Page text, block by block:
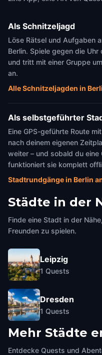
Als Schnitzeljagd
Löse Rätsel und Aufgaben
Berlin. Spiele gegen die
und tritt mit einer Gruppe
an.
Alle Schnitzeljagden in
Als selbstgeführter
Eine GPS-geführte Route
nach deinem eigenen
weiter – und sobald du
funktioniert sie komplett
Stadtrundgänge in Berlin
Städte in der
Finde eine Stadt in der
Freunden zu spielen.
Leipzig
1 Quests
Dresden
1 Quests
Mehr Städte
Entdecke Quests und